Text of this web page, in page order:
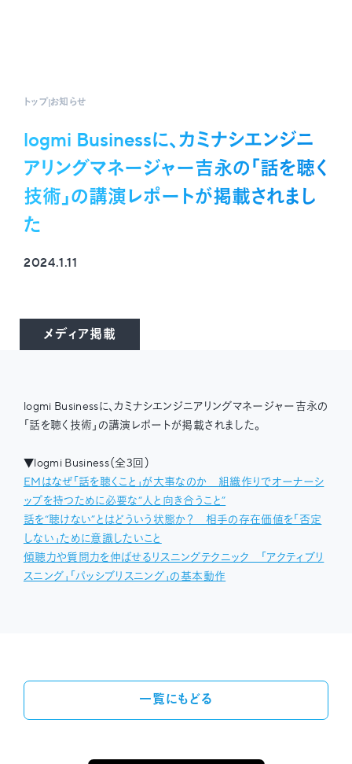
トップお知らせ
logmi Businessに、カミナシエンジニ
アリングマネージャー吉永の「話を聴く
技術」の講演レポートが掲載されまし
た
2024.1.11
メディア掲載
logmi Businessに、カミナシエンジニアリングマネージャー吉永の
「話を聴く技術」の講演レポートが掲載されました。
▼logmi Business（全3回）
EMはなぜ「話を聴くこと」が大事なのか 組織作りでオーナーシ
ップを持つために必要な“人と向き合うこと”
話を“聴けない”とはどういう状態か？ 相手の存在価値を「否定
しない」ために意識したいこと
傾聴力や質問力を伸ばせるリスニングテクニック 「アクティブリ
スニング」「パッシブリスニング」の基本動作
一覧にもどる